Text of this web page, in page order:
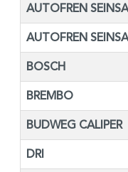
AUTOFREN SEINSA
AUTOFREN SEINSA
BOSCH
BREMBO
BUDWEG CALIPER
DRI